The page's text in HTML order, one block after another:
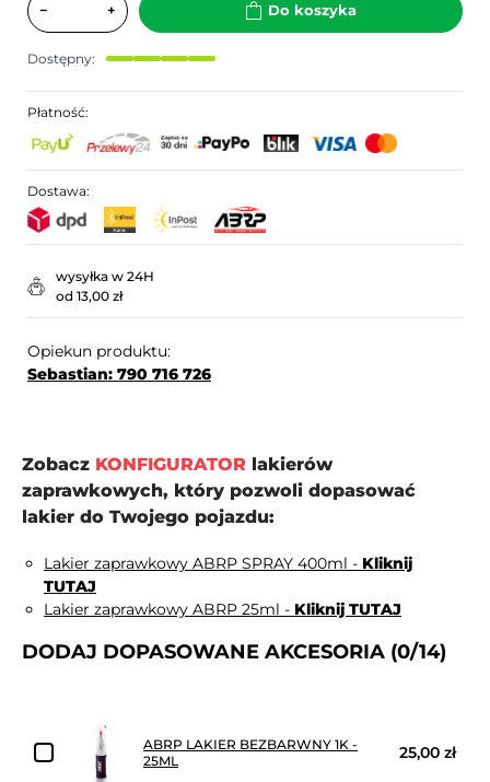
− + Do koszyka
Dostępny:
Płatność:
Dostawa:
wysyłka w 24H
od 13,00 zł
Opiekun produktu:
Sebastian: 790 716 726
Zobacz KONFIGURATOR lakierów
zaprawkowych, który pozwoli dopasować
lakier do Twojego pojazdu:
Lakier zaprawkowy ABRP SPRAY 400ml - Kliknij
TUTAJ
Lakier zaprawkowy ABRP 25ml - Kliknij TUTAJ
DODAJ DOPASOWANE AKCESORIA (0/14)
ABRP LAKIER BEZBARWNY 1K -
25ML
25,00 zł